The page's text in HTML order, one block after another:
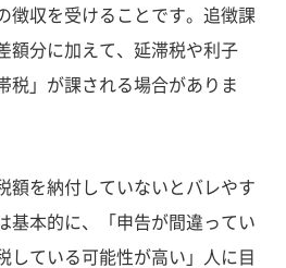
徴収を受けることです。追徴課
額分に加えて、延滞税や利子
税」が課される場合がありま
額を納付していないとバレやす
基本的に、「申告が間違ってい
している可能性が高い」人に目